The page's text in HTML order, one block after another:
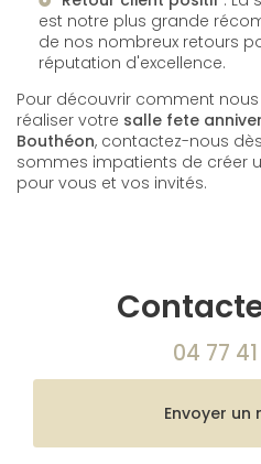
est notre plus grande
de nos nombreux retours
réputation d'excellence.
Pour découvrir comment
réaliser votre salle fete
Bouthéon, contactez-nous
sommes impatients de créer
pour vous et vos invités.
04 77
Envoyer un